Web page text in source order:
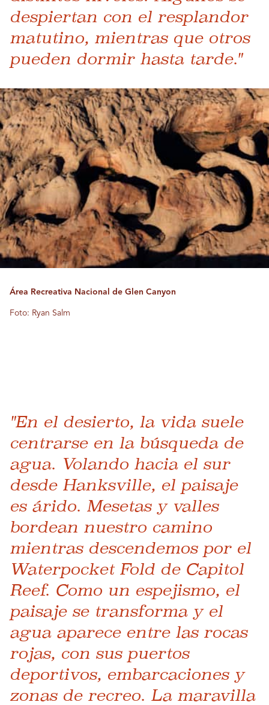
despiertan con el resplandor
matutino, mientras que otros
pueden dormir hasta tarde."
Área Recreativa Nacional de Glen Canyon
Foto: Ryan Salm
"En el desierto, la vida suele
centrarse en la búsqueda de
agua. Volando hacia el sur
desde Hanksville, el paisaje
es árido. Mesetas y valles
bordean nuestro camino
mientras descendemos por el
Waterpocket Fold de Capitol
Reef. Como un espejismo, el
paisaje se transforma y el
agua aparece entre las rocas
rojas, con sus puertos
deportivos, embarcaciones y
zonas de recreo. La maravilla